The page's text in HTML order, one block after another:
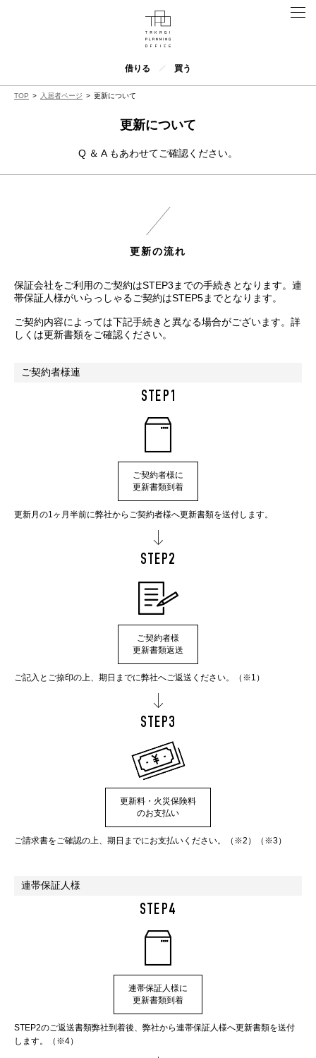
借りる 買う
TOP 入居者ページ 更新について
更新について
Q ＆ A もあわせてご確認ください。
更新の流れ
保証会社をご利用のご契約はSTEP3までの手続きとなります。連
帯保証人様がいらっしゃるご契約はSTEP5までとなります。
ご契約内容によっては下記手続きと異なる場合がございます。詳
しくは更新書類をご確認ください。
ご契約者様連
STEP1
ご契約者様に
更新書類到着
更新月の1ヶ月半前に弊社からご契約者様へ更新書類を送付します。
STEP2
ご契約者様
更新書類返送
ご記入とご捺印の上、期日までに弊社へご返送ください。（※1）
STEP3
更新料・火災保険料
のお支払い
ご請求書をご確認の上、期日までにお支払いください。（※2）（※3）
連帯保証人様
STEP4
連帯保証人様に
更新書類到着
STEP2のご返送書類弊社到着後、弊社から連帯保証人様へ更新書類を送付
します。（※4）